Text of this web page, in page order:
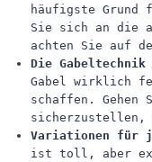
häufigste Grund
Sie sich an die
achten Sie auf
Die Gabeltechnik
Gabel wirklich
schaffen. Gehen
sicherzustellen,
Variationen für
ist toll, aber